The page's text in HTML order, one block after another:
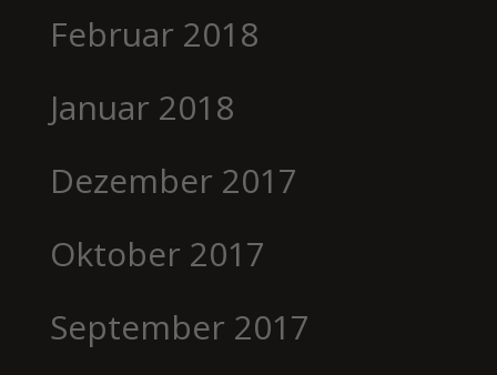
Februar 2018
Januar 2018
Dezember 2017
Oktober 2017
September 2017